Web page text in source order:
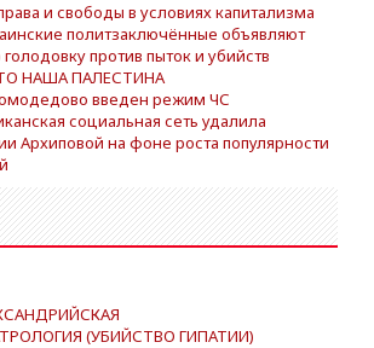
и свободы в условиях капитализма
политзаключённые объявляют
против пыток и убийств
НАША ПАЛЕСТИНА
введен режим ЧС
социальная сеть удалила
Архиповой на фоне роста популярности
(УБИЙСТВО ГИПАТИИ)